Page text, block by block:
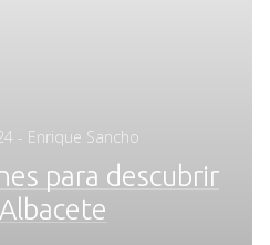
- Enrique Sancho
para descubrir